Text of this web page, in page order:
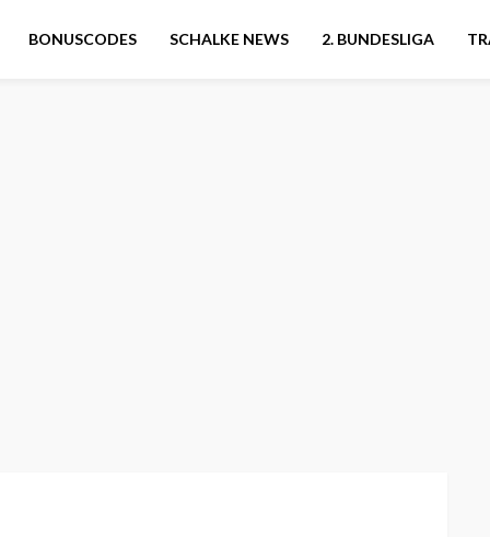
BONUSCODES SCHALKE NEWS 2. BUNDESLIGA